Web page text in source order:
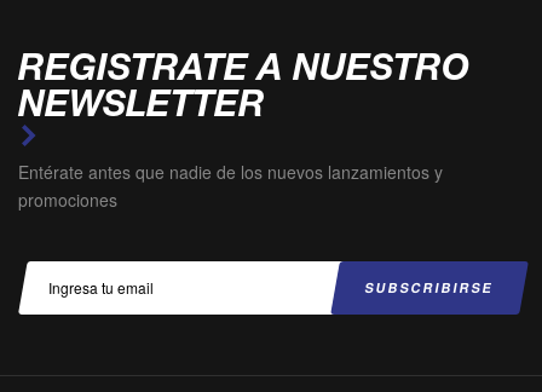
REGISTRATE A NUESTRO
NEWSLETTER
Entérate antes que nadie de los nuevos lanzamientos y
promociones